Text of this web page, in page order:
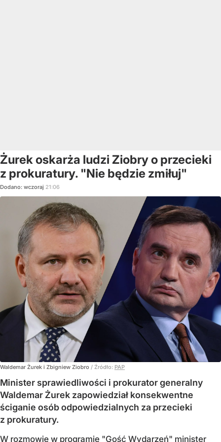
Żurek oskarża ludzi Ziobry o przecieki
z prokuratury. "Nie będzie zmiłuj"
Dodano: wczoraj 21:06
Waldemar Żurek i Zbigniew Ziobro / Źródło: PAP
Minister sprawiedliwości i prokurator generalny
Waldemar Żurek zapowiedział konsekwentne
ściganie osób odpowiedzialnych za przecieki
z prokuratury.
W rozmowie w programie "Gość Wydarzeń" minister